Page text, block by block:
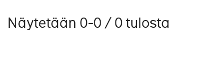
Näytetään 0-0 / 0 tulosta